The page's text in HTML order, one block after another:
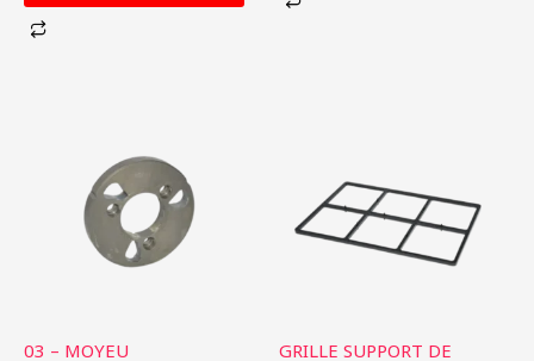
03 – MOYEU
GRILLE SUPPORT DE